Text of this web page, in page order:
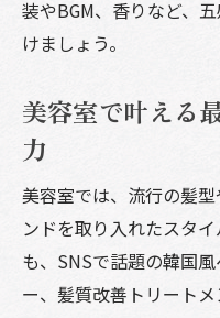
装やBGM、香りなど、
けましょう。
美容室で叶える
力
美容室では、流行の髪
ンドを取り入れたスタ
も、SNSで話題の韓国
ー、髪質改善トリート